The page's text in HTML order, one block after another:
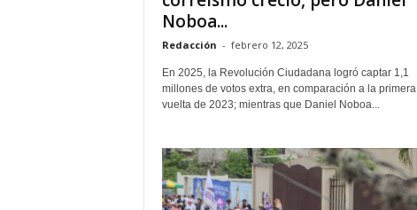
Noboa...
Redacción - febrero 12, 2025
En 2025, la Revolución Ciudadana logró captar 1,1
millones de votos extra, en comparación a la primera
vuelta de 2023; mientras que Daniel Noboa...